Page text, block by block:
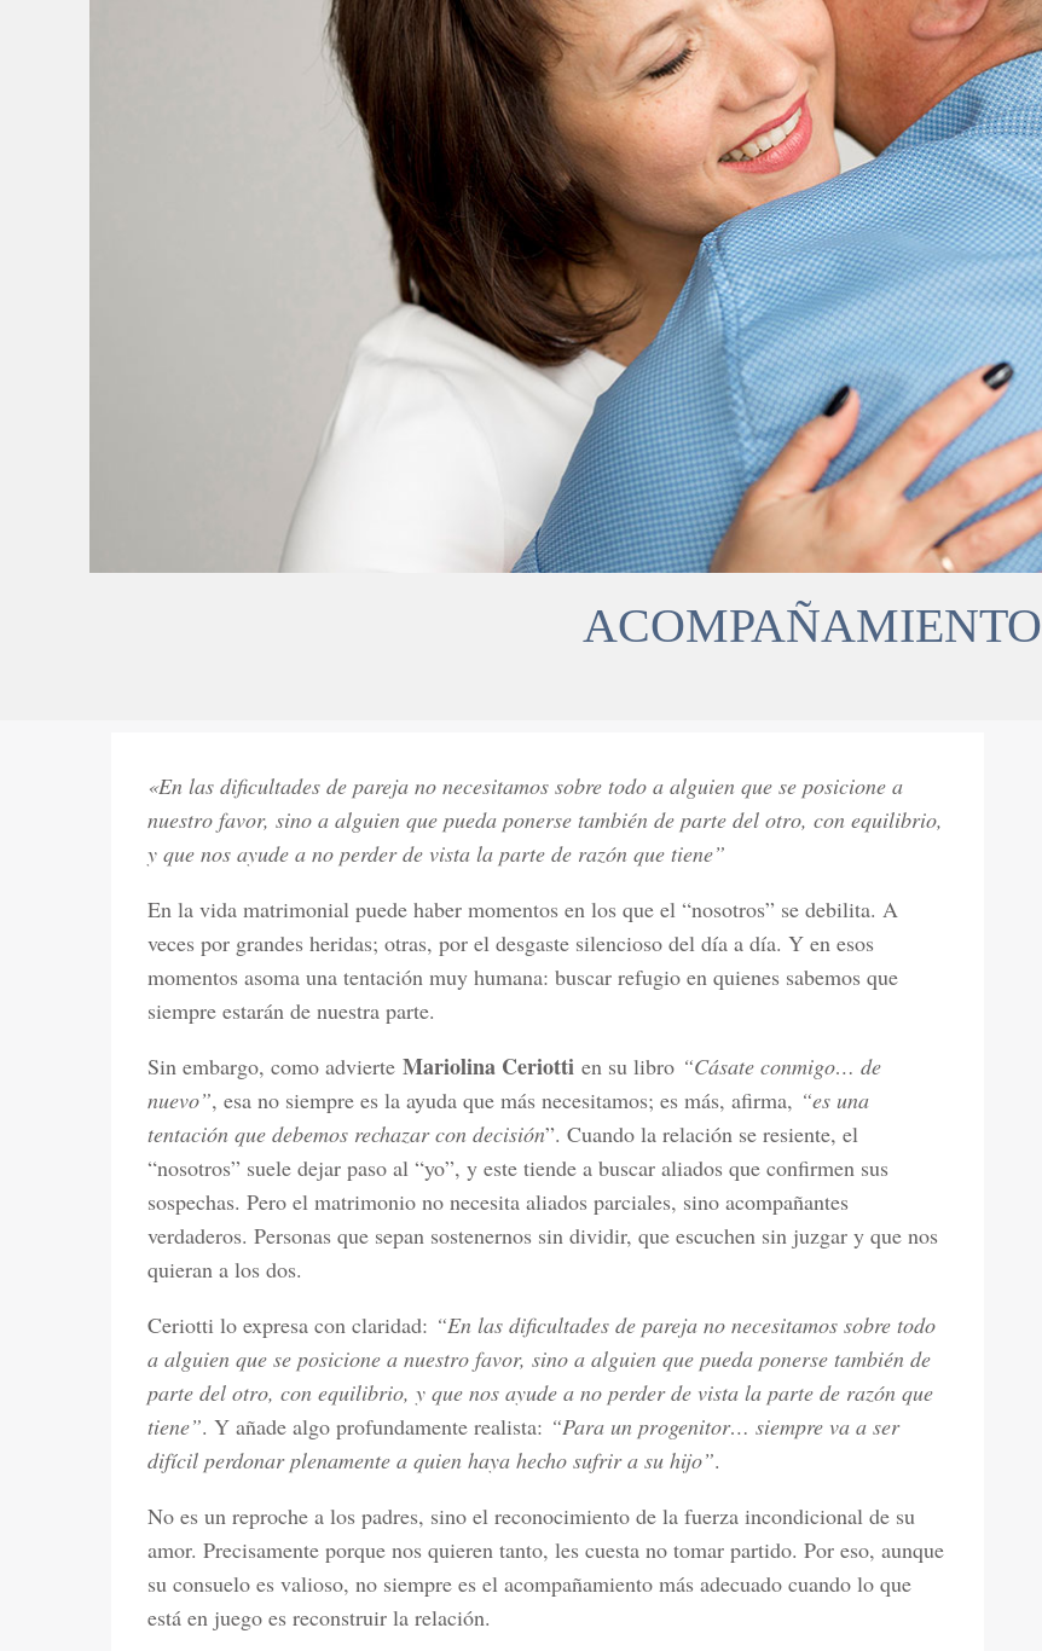
ACOMPAÑAMIENTO
«En las dificultades de pareja no necesitamos sobre todo a alguien que se posicione a
nuestro favor, sino a alguien que pueda ponerse también de parte del otro, con equilibrio,
y que nos ayude a no perder de vista la parte de razón que tiene”
En la vida matrimonial puede haber momentos en los que el “nosotros” se debilita. A
veces por grandes heridas; otras, por el desgaste silencioso del día a día. Y en esos
momentos asoma una tentación muy humana: buscar refugio en quienes sabemos que
siempre estarán de nuestra parte.
Sin embargo, como advierte Mariolina Ceriotti en su libro “Cásate conmigo… de
nuevo”, esa no siempre es la ayuda que más necesitamos; es más, afirma, “es una
tentación que debemos rechazar con decisión”. Cuando la relación se resiente, el
“nosotros” suele dejar paso al “yo”, y este tiende a buscar aliados que confirmen sus
sospechas. Pero el matrimonio no necesita aliados parciales, sino acompañantes
verdaderos. Personas que sepan sostenernos sin dividir, que escuchen sin juzgar y que nos
quieran a los dos.
Ceriotti lo expresa con claridad: “En las dificultades de pareja no necesitamos sobre todo
a alguien que se posicione a nuestro favor, sino a alguien que pueda ponerse también de
parte del otro, con equilibrio, y que nos ayude a no perder de vista la parte de razón que
tiene”. Y añade algo profundamente realista: “Para un progenitor… siempre va a ser
difícil perdonar plenamente a quien haya hecho sufrir a su hijo”.
No es un reproche a los padres, sino el reconocimiento de la fuerza incondicional de su
amor. Precisamente porque nos quieren tanto, les cuesta no tomar partido. Por eso, aunque
su consuelo es valioso, no siempre es el acompañamiento más adecuado cuando lo que
está en juego es reconstruir la relación.